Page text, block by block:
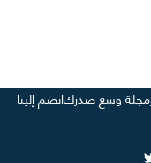
مجلة وسع صدركانضم إلينا